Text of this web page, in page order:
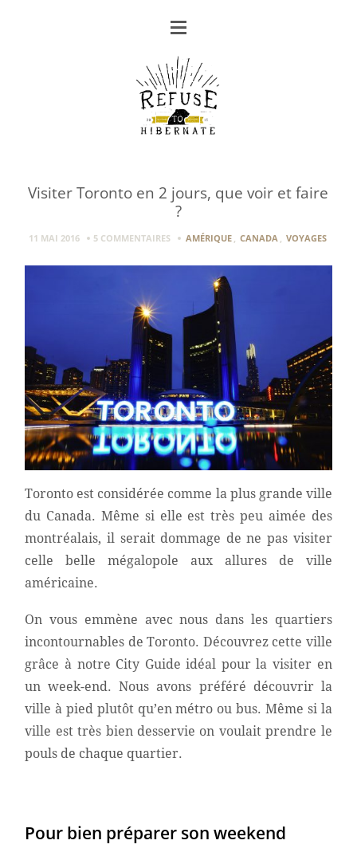
Visiter Toronto en 2 jours, que voir et faire
?
11 MAI 2016 5 COMMENTAIRES AMÉRIQUE CANADA VOYAGES
Toronto est considérée comme la plus grande ville
du Canada. Même si elle est très peu aimée des
montréalais, il serait dommage de ne pas visiter
celle belle mégalopole aux allures de ville
américaine.
On vous emmène avec nous dans les quartiers
incontournables de Toronto. Découvrez cette ville
grâce à notre City Guide idéal pour la visiter en
un week-end. Nous avons préféré découvrir la
ville à pied plutôt qu’en métro ou bus. Même si la
ville est très bien desservie on voulait prendre le
pouls de chaque quartier.
Pour bien préparer son weekend